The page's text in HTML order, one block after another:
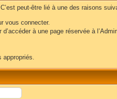
peut-être lié à une des raisons
vous connecter.
à une page réservée à
appropriés.